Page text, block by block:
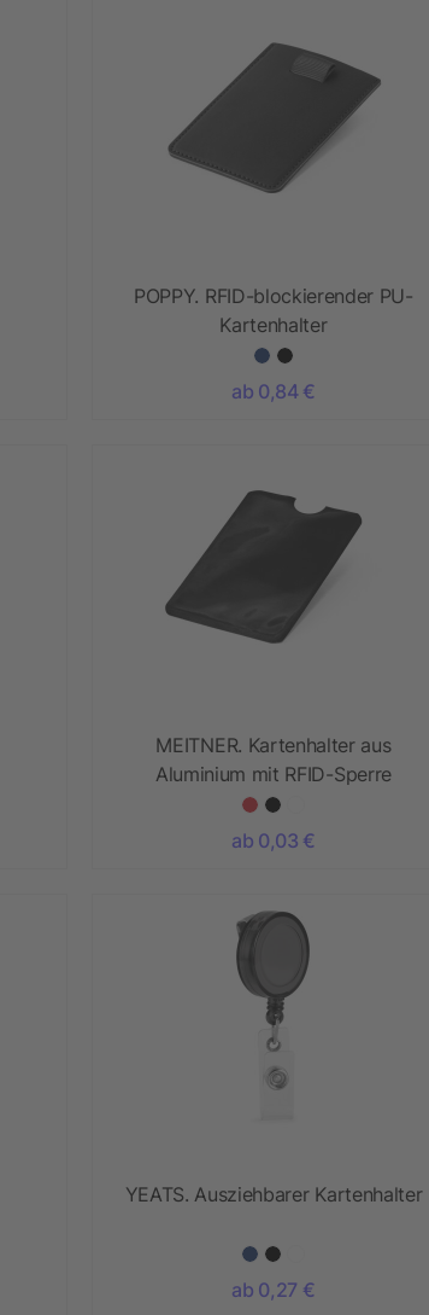
POPPY. RFID-blockierender PU-
Kartenhalter
ab 0,84 €
MEITNER. Kartenhalter aus
Aluminium mit RFID-Sperre
ab 0,03 €
YEATS. Ausziehbarer Kartenhalter
ab 0,27 €